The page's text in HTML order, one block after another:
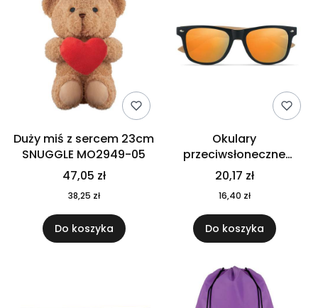
Duży miś z sercem 23cm
SNUGGLE MO2949-05
47,05 zł
38,25 zł
Do koszyka
Okulary
przeciwsłoneczne
CALIFORNIA TOUCH
MO9617-10
20,17 zł
16,40 zł
Do koszyka